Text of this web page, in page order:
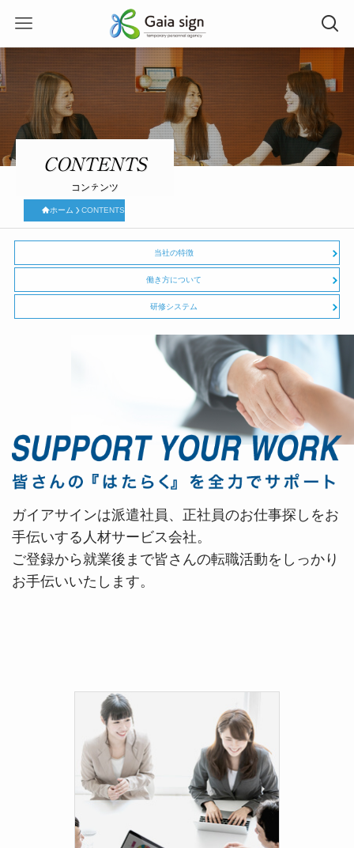
CONTENTS
ホーム CONTENTS
当社の特徴
働き方について
研修システム
ガイアサインは派遣社員、正社員のお仕事探しをお
手伝いする人材サービス会社。
ご登録から就業後まで皆さんの転職活動をしっかり
お手伝いいたします。